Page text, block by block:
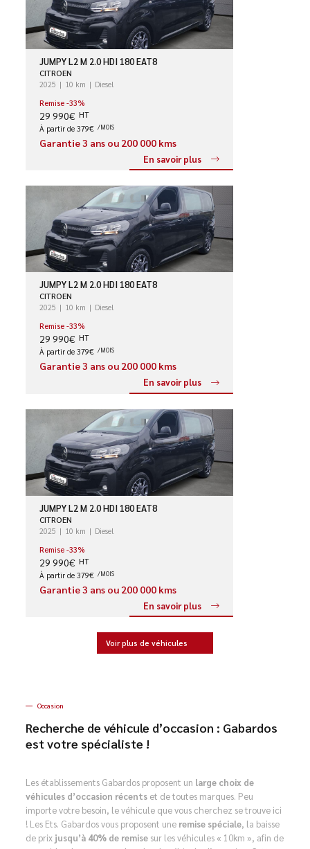
JUMPY L2 M 2.0 HDI 180 EAT8
CITROEN
2025 10 km
Diesel
Remise -33%
29 990€ HT
À partir de 379€ /MOIS
Garantie 3 ans ou 200 000 kms
En savoir plus
JUMPY L2 M 2.0 HDI 180 EAT8
CITROEN
2025 10 km
Diesel
Remise -33%
29 990€ HT
À partir de 379€ /MOIS
Garantie 3 ans ou 200 000 kms
En savoir plus
JUMPY L2 M 2.0 HDI 180 EAT8
CITROEN
2025 10 km
Diesel
Remise -33%
29 990€ HT
À partir de 379€ /MOIS
Garantie 3 ans ou 200 000 kms
En savoir plus
Voir plus de véhicules
Occasion
Recherche de véhicule d’occasion : Gabardos
est votre spécialiste !
Les établissements Gabardos proposent un large choix de
véhicules d’occasion récents et de toutes marques. Peu
importe votre besoin, le véhicule que vous cherchez se trouve ici
! Les Ets. Gabardos vous proposent une remise spéciale, la baisse
de prix jusqu’à 40% de remise sur les véhicules « 10km », afin de